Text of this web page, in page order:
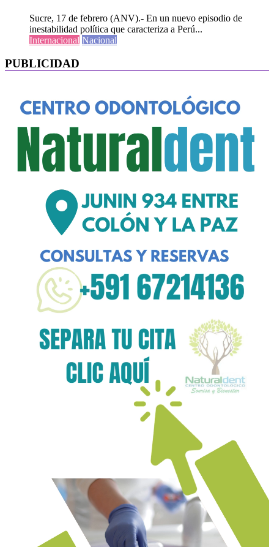
Sucre, 17 de febrero (ANV).- En un nuevo episodio de
inestabilidad política que caracteriza a Perú...
Internacional Nacional
PUBLICIDAD